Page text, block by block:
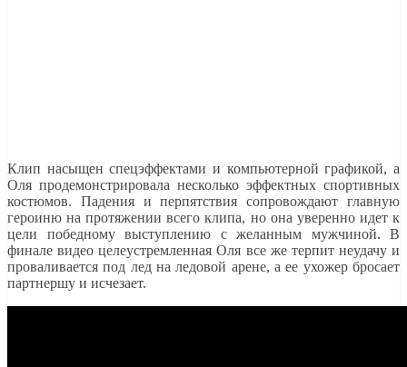
Клип насыщен спецэффектами и компьютерной графикой, а
Оля продемонстрировала несколько эффектных спортивных
костюмов. Падения и перпятствия сопровождают главную
героиню на протяжении всего клипа, но она уверенно идет к
цели победному выступлению с желанным мужчиной. В
финале видео целеустремленная Оля все же терпит неудачу и
проваливается под лед на ледовой арене, а ее ухожер бросает
партнершу и исчезает.